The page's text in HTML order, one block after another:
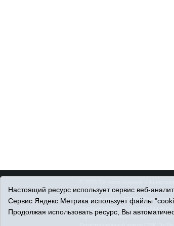
© При использовании материалов
Адрес редакции: 627750
Адрес электронной почты:
Настоящий ресурс использует сервис веб-
Сервис Яндекс.Метрика использует файлы
Продолжая использовать ресурс, Вы